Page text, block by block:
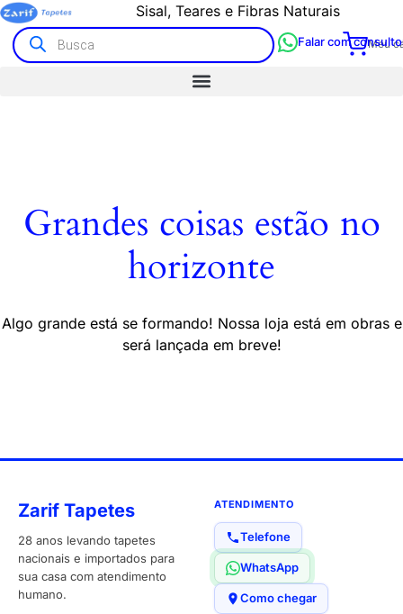
Sisal, Teares e Fibras Naturais
Meu
Falar com
Grandes coisas estão no
horizonte
Algo grande está se formando! Nossa loja está em obras e
será lançada em breve!
Zarif Tapetes
28 anos levando tapetes
nacionais e importados para
sua casa com atendimento
humano.
ATENDIMENTO
Telefone
WhatsApp
Como chegar